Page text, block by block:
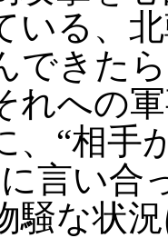
いる、
できた
れへの
、“相手
言い合
騒な状